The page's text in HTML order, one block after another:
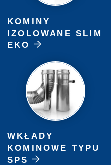
KOMINY
IZOLOWANE SLIM
EKO
WKŁADY
KOMINOWE TYPU
SPS